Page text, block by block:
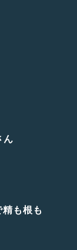
ん
も根も